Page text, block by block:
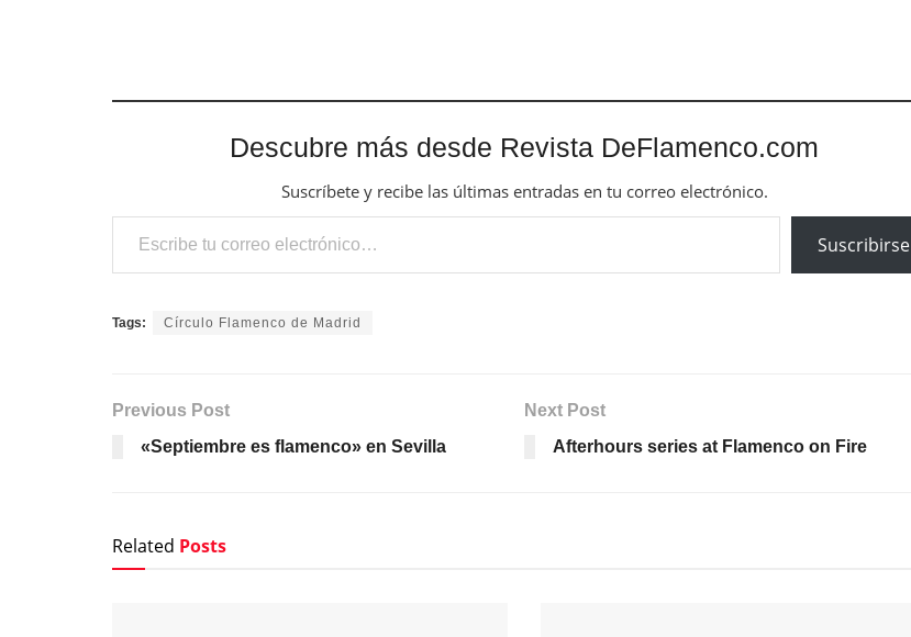
Descubre más desde Revista DeFlamenco.com
Suscríbete y recibe las últimas entradas en tu correo electrónico.
Escribe tu correo electrónico…
Suscribirse
Tags: Círculo Flamenco de Madrid
Previous Post
«Septiembre es flamenco» en Sevilla
Next Post
Afterhours series at Flamenco on Fire
Related Posts